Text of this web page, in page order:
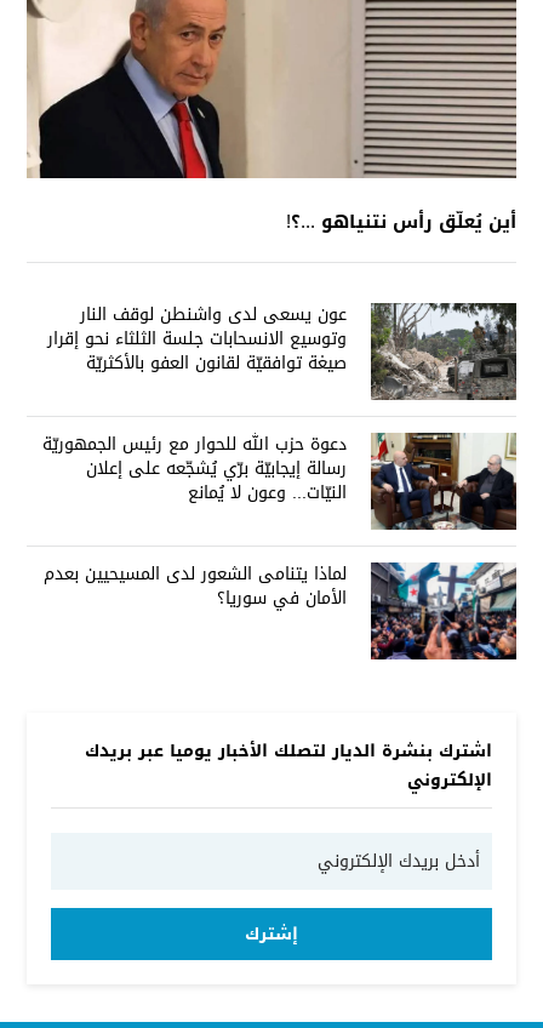
أين يُعلّق رأس نتنياهو ...؟!
عون يسعى لدى واشنطن لوقف النار
وتوسيع الانسحابات جلسة الثلثاء نحو إقرار
صيغة توافقيّة لقانون العفو بالأكثريّة
دعوة حزب الله للحوار مع رئيس الجمهوريّة
رسالة إيجابيّة برّي يُشجّعه على إعلان
النيّات... وعون لا يُمانع
لماذا يتنامى الشعور لدى المسيحيين بعدم
الأمان في سوريا؟
اشترك بنشرة الديار لتصلك الأخبار يوميا عبر بريدك
الإلكتروني
إشترك